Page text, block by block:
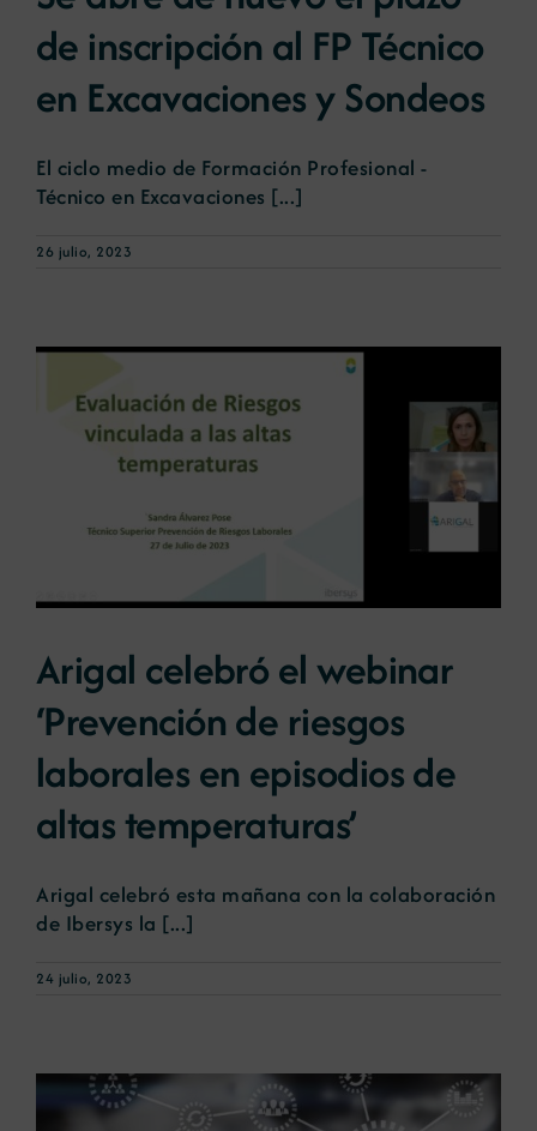
Noticias
de inscripción al FP Técnico
en Excavaciones y Sondeos
El ciclo medio de Formación Profesional -
Técnico en Excavaciones [...]
26 julio, 2023
Arigal celebró el webinar
‘Prevención de riesgos
laborales en episodios de
altas temperaturas’
Arigal celebró esta mañana con la colaboración
de Ibersys la [...]
24 julio, 2023